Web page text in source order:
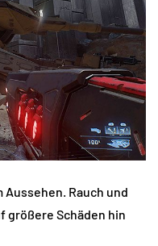
Aussehen. Rauch und
größere Schäden hin